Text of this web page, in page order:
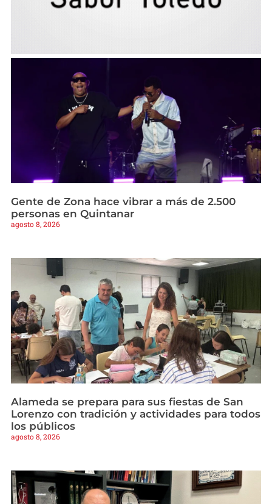
Gente de Zona hace vibrar a más de 2.500
personas en Quintanar
agosto 8, 2026
Alameda se prepara para sus fiestas de San
Lorenzo con tradición y actividades para todos
los públicos
agosto 8, 2026